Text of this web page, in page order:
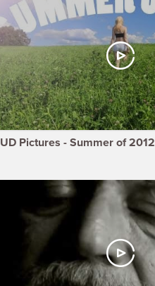
UD Pictures - Summer of 2012